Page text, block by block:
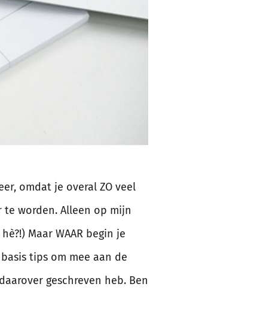
omdat je overal ZO veel
te worden. Alleen op mijn
Maar WAAR begin je
tips om mee aan de
geschreven heb. Ben